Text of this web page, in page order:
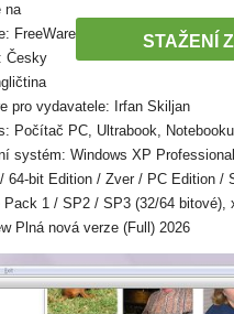
STAŽENÍ
na
FreeWare
Česky
pro vydavatele: Irfan Skiljan
Počítač PC, Ultrabook, Notebooku
systém: Windows XP
64-bit Edition / Zver / PC Edition /
Pack 1 / SP2 / SP3 (32/64 bitové),
Plná nová verze (Full) 2026